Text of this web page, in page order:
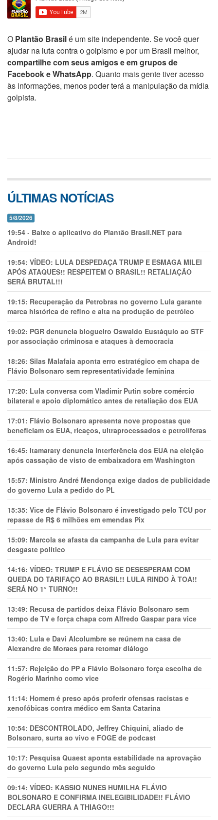
O Plantão Brasilé um site independente. Se você quer
ajudar na luta contra o golpismo e por um Brasil melhor,
compartilhe com seus amigos e em grupos de
Facebook e WhatsApp. Quanto mais gente tiver acesso
às informações, menos poder terá a manipulação da mídia
golpista.
ÚLTIMAS NOTÍCIAS
5/8/2026
19:54 - Baixe o aplicativo do Plantão Brasil.NET para
Android!
19:54: VÍDEO: LULA DESPEDAÇA TRUMP E ESMAGA MILEI
APÓS ATAQUES!! RESPEITEM O BRASIL!! RETALIAÇÃO
SERÁ BRUTAL!!!
19:15: Recuperação da Petrobras no governo Lula garante
marca histórica de refino e alta na produção de petróleo
19:02: PGR denuncia blogueiro Oswaldo Eustáquio ao STF
por associação criminosa e ataques à democracia
18:26: Silas Malafaia aponta erro estratégico em chapa de
Flávio Bolsonaro sem representatividade feminina
17:20: Lula conversa com Vladimir Putin sobre comércio
bilateral e apoio diplomático antes de retaliação dos EUA
17:01: Flávio Bolsonaro apresenta nove propostas que
beneficiam os EUA, ricaços, ultraprocessados e petrolíferas
16:45: Itamaraty denuncia interferência dos EUA na eleição
após cassação de visto de embaixadora em Washington
15:57: Ministro André Mendonça exige dados de publicidade
do governo Lula a pedido do PL
15:35: Vice de Flávio Bolsonaro é investigado pelo TCU por
repasse de R$ 6 milhões em emendas Pix
15:09: Marcola se afasta da campanha de Lula para evitar
desgaste político
14:16: VÍDEO: TRUMP E FLÁVIO SE DESESPERAM COM
QUEDA DO TARIFAÇO AO BRASIL!! LULA RINDO À TOA!!
SERÁ NO 1° TURNO!!
13:49: Recusa de partidos deixa Flávio Bolsonaro sem
tempo de TV e força chapa com Alfredo Gaspar para vice
13:40: Lula e Davi Alcolumbre se reúnem na casa de
Alexandre de Moraes para retomar diálogo
11:57: Rejeição do PP a Flávio Bolsonaro força escolha de
Rogério Marinho como vice
11:14: Homem é preso após proferir ofensas racistas e
xenofóbicas contra médico em Santa Catarina
10:54: DESCONTROLADO, Jeffrey Chiquini, aliado de
Bolsonaro, surta ao vivo e FOGE de podcast
10:17: Pesquisa Quaest aponta estabilidade na aprovação
do governo Lula pelo segundo mês seguido
09:14: VÍDEO: KASSIO NUNES HUMlLHA FLÁVIO
BOLSONARO E CONFIRMA INELEGIBILIDADE!! FLÁVIO
DECLARA GUERRA A THIAGO!!!